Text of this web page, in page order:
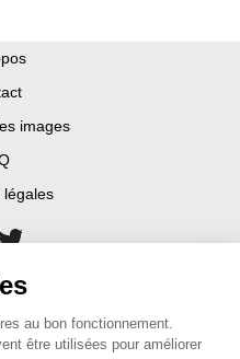
images
légales
au bon fonctionnement.
être utilisées pour améliorer